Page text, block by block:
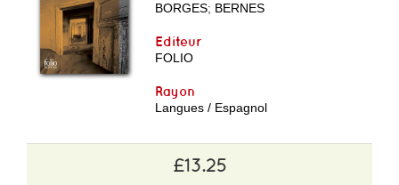
BORGES; BERNES
Editeur
FOLIO
Rayon
Langues / Espagnol
£13.25